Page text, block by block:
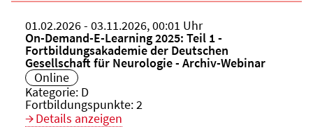
Beginn:
01.02.2026Ende und Anfangszeit:
- 03.11.2026,00:01 Uhr
Veranstaltungstitel:
On-Demand-E-Learning 2025: Teil 1 -
Fortbildungsakademie der Deutschen
Gesellschaft für Neurologie - Archiv-Webinar
Veranstaltungsort:
Online
Kategorie: D
Fortbildungspunkte:2
Details anzeigen